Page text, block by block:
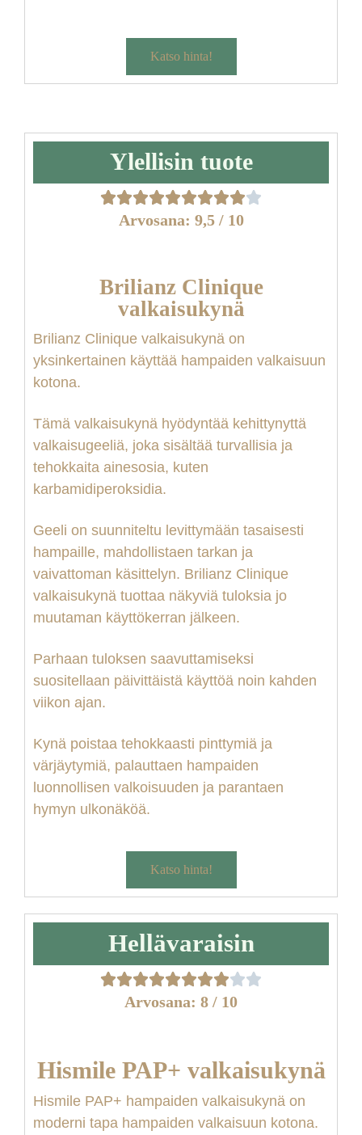
Katso hinta!
Ylellisin tuote
Arvosana: 9,5 / 10
Brilianz Clinique
valkaisukynä
Brilianz Clinique valkaisukynä on
yksinkertainen käyttää hampaiden valkaisuun
kotona.
Tämä valkaisukynä hyödyntää kehittynyttä
valkaisugeeliä, joka sisältää turvallisia ja
tehokkaita ainesosia, kuten
karbamidiperoksidia.
Geeli on suunniteltu levittymään tasaisesti
hampaille, mahdollistaen tarkan ja
vaivattoman käsittelyn. Brilianz Clinique
valkaisukynä tuottaa näkyviä tuloksia jo
muutaman käyttökerran jälkeen.
Parhaan tuloksen saavuttamiseksi
suositellaan päivittäistä käyttöä noin kahden
viikon ajan.
Kynä poistaa tehokkaasti pinttymiä ja
värjäytymiä, palauttaen hampaiden
luonnollisen valkoisuuden ja parantaen
hymyn ulkonäköä.
Katso hinta!
Hellävaraisin
Arvosana: 8 / 10
Hismile PAP+ valkaisukynä
Hismile PAP+ hampaiden valkaisukynä on
moderni tapa hampaiden valkaisuun kotona.